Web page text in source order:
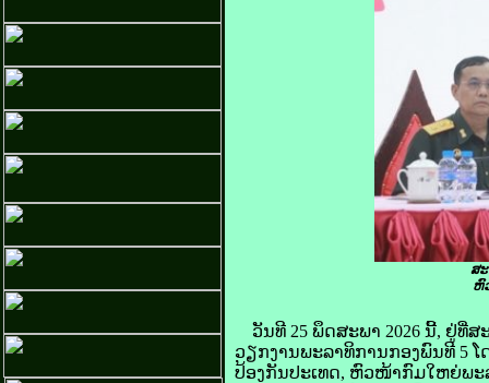
ສ
ຫົ
ວັນທີ 25 ພຶດສະພາ 2026 ນີ້, ຢູ່
ວຽກງານພະລາທິການກອງພົນທີ 5
ປ້ອງກັນປະເທດ, ຫົວໜ້າກົມໃຫຍ່ພະ